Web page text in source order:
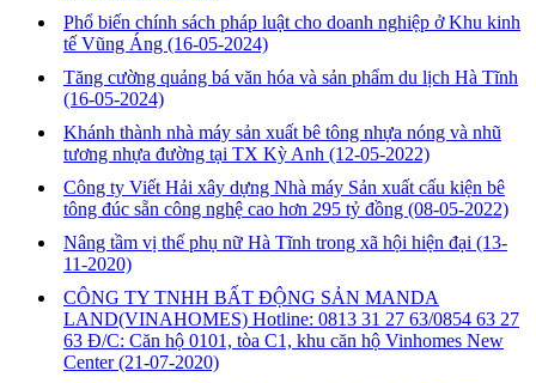
Phổ biến chính sách pháp luật cho doanh nghiệp ở Khu kinh
tế Vũng Áng (16-05-2024)
Tăng cường quảng bá văn hóa và sản phẩm du lịch Hà Tĩnh
(16-05-2024)
Khánh thành nhà máy sản xuất bê tông nhựa nóng và nhũ
tương nhựa đường tại TX Kỳ Anh (12-05-2022)
Công ty Viết Hải xây dựng Nhà máy Sản xuất cấu kiện bê
tông đúc sẵn công nghệ cao hơn 295 tỷ đồng (08-05-2022)
Nâng tầm vị thế phụ nữ Hà Tĩnh trong xã hội hiện đại (13-
11-2020)
CÔNG TY TNHH BẤT ĐỘNG SẢN MANDA
LAND(VINAHOMES) Hotline: 0813 31 27 63/0854 63 27
63 Đ/C: Căn hộ 0101, tòa C1, khu căn hộ Vinhomes New
Center(21-07-2020)